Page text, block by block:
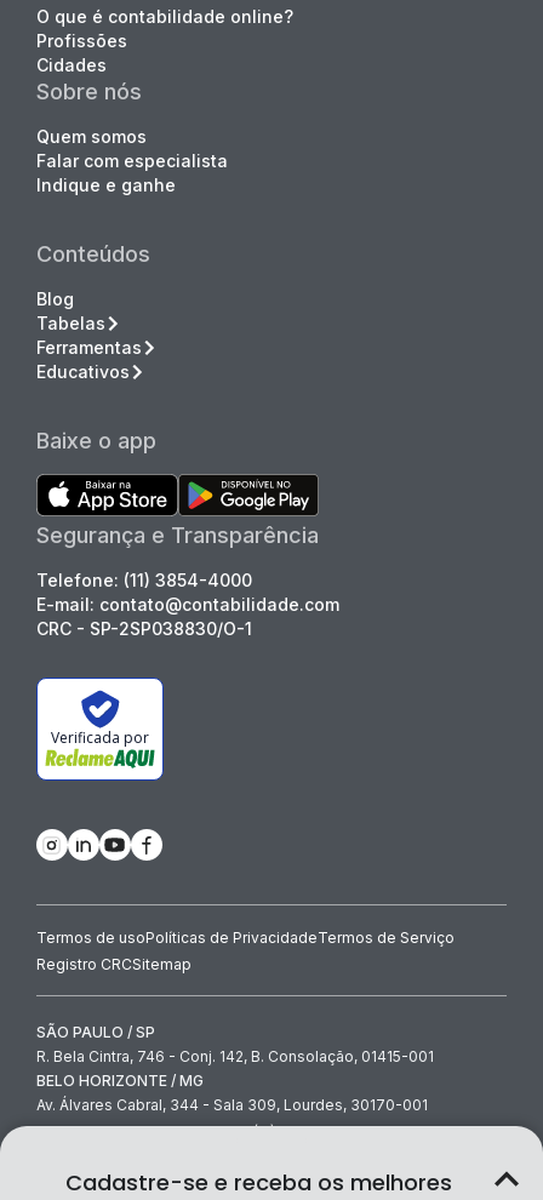
Cadastre-se e receba os melhores
O que é contabilidade online?
Profissões
Cidades
Sobre nós
Quem somos
Falar com especialista
Indique e ganhe
Conteúdos
Blog
Tabelas
Ferramentas
Educativos
Baixe o app
Segurança e Transparência
Telefone: (11) 3854-4000
E-mail: contato@contabilidade.com
CRC - SP-2SP038830/O-1
Verificada por
Termos de usoPolíticas de PrivacidadeTermos de Serviço
Registro CRCSitemap
SÃO PAULO / SP
R. Bela Cintra, 746 - Conj. 142, B. Consolação, 01415-001
BELO HORIZONTE / MG
Av. Álvares Cabral, 344 - Sala 309, Lourdes, 30170-001
contato@contabilidade.com-(11) 3854-4000